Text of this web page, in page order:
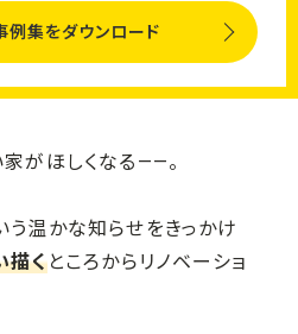
例集をダウンロード
がほしくなる——。
う温かな知らせをきっかけ
描くところからリノベーショ